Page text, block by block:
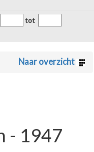
tot
Naar overzicht
- 1947